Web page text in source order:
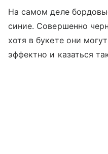
На самом деле
синие. Совершенно
хотя в букете они
эффектно и казаться